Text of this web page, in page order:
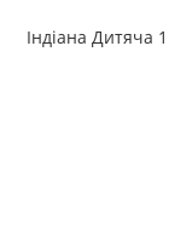
Індіана Дитяча